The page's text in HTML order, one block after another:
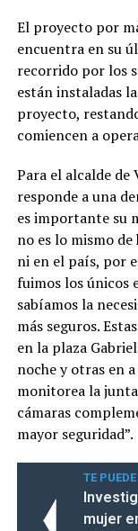
El proyecto por
encuentra en su
recorrido por los
están instaladas
proyecto,
comiencen a
Para el alcalde de
responde a una
es importante su
no es lo mismo
ni en el país, por
fuimos los únicos
sabíamos la
más seguros.
en la plaza
noche y otras en
monitorea la
cámaras
mayor seguridad”.
TE
mujer